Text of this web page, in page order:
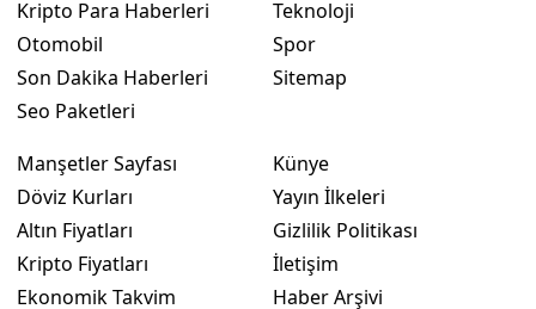
Kripto Para Haberleri
Otomobil
Son Dakika Haberleri
Seo Paketleri
Teknoloji
Spor
Sitemap
Manşetler Sayfası
Döviz Kurları
Altın Fiyatları
Kripto Fiyatları
Ekonomik Takvim
Künye
Yayın İlkeleri
Gizlilik Politikası
İletişim
Haber Arşivi